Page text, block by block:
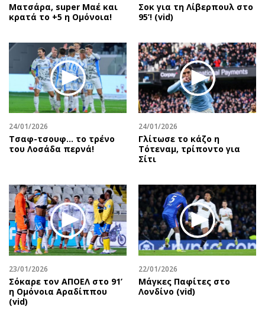
Mατσάρα, super Μαέ και
κρατά το +5 η Ομόνοια!
Σοκ για τη Λίβερπουλ στο
95’! (vid)
24/01/2026
Τσαφ-τσουφ… το τρένο
του Λοσάδα περνά!
24/01/2026
Γλίτωσε το κάζο η
Τότεναμ, τρίποντο για
Σίτι
23/01/2026
Σόκαρε τον ΑΠΟΕΛ στο 91’
η Ομόνοια Αραδίππου
(vid)
22/01/2026
Μάγκες Παφίτες στο
Λονδίνο (vid)